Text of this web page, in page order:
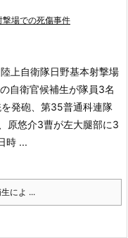
撃場での死傷事件
上自衛隊日野基本射撃場
自衛官候補生が隊員3名
発砲、第35普通科連隊
原悠介3曹が左大腿部に3
時 ...
によ ...